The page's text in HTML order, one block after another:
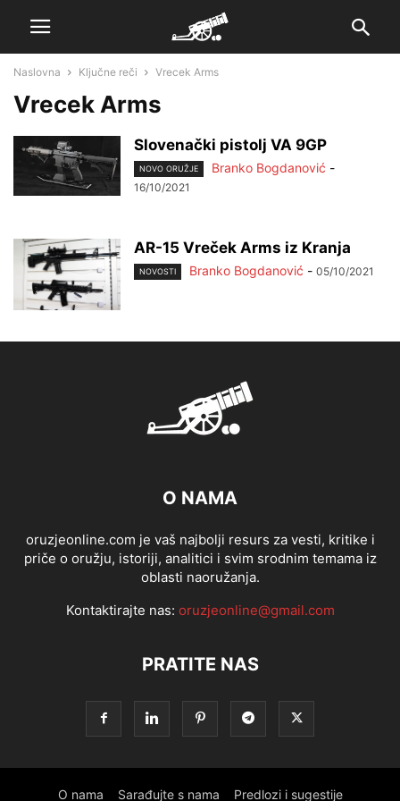
Naslovna Ključne reči Vrecek Arms
Vrecek Arms
Slovenački pistolj VA 9GP
NOVO ORUŽJE Branko Bogdanović -
16/10/2021
AR-15 Vreček Arms iz Kranja
NOVOSTI Branko Bogdanović - 05/10/2021
O NAMA
oruzjeonline.com je vaš najbolji resurs za vesti, kritike i
priče o oružju, istoriji, analitici i svim srodnim temama iz
oblasti naoružanja.
Kontaktirajte nas: oruzjeonline@gmail.com
PRATITE NAS
O nama Sarađujte s nama Predlozi i sugestije